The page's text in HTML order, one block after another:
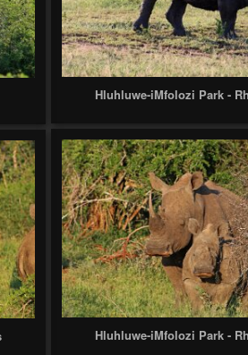
Hluhluwe-iMfolozi Park -
Hluhluwe-iMfolozi Park -